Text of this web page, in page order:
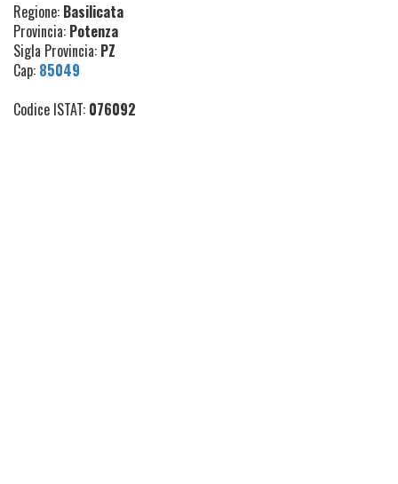
Regione: Basilicata
Provincia: Potenza
Sigla Provincia: PZ
Cap: 85049
Codice ISTAT: 076092